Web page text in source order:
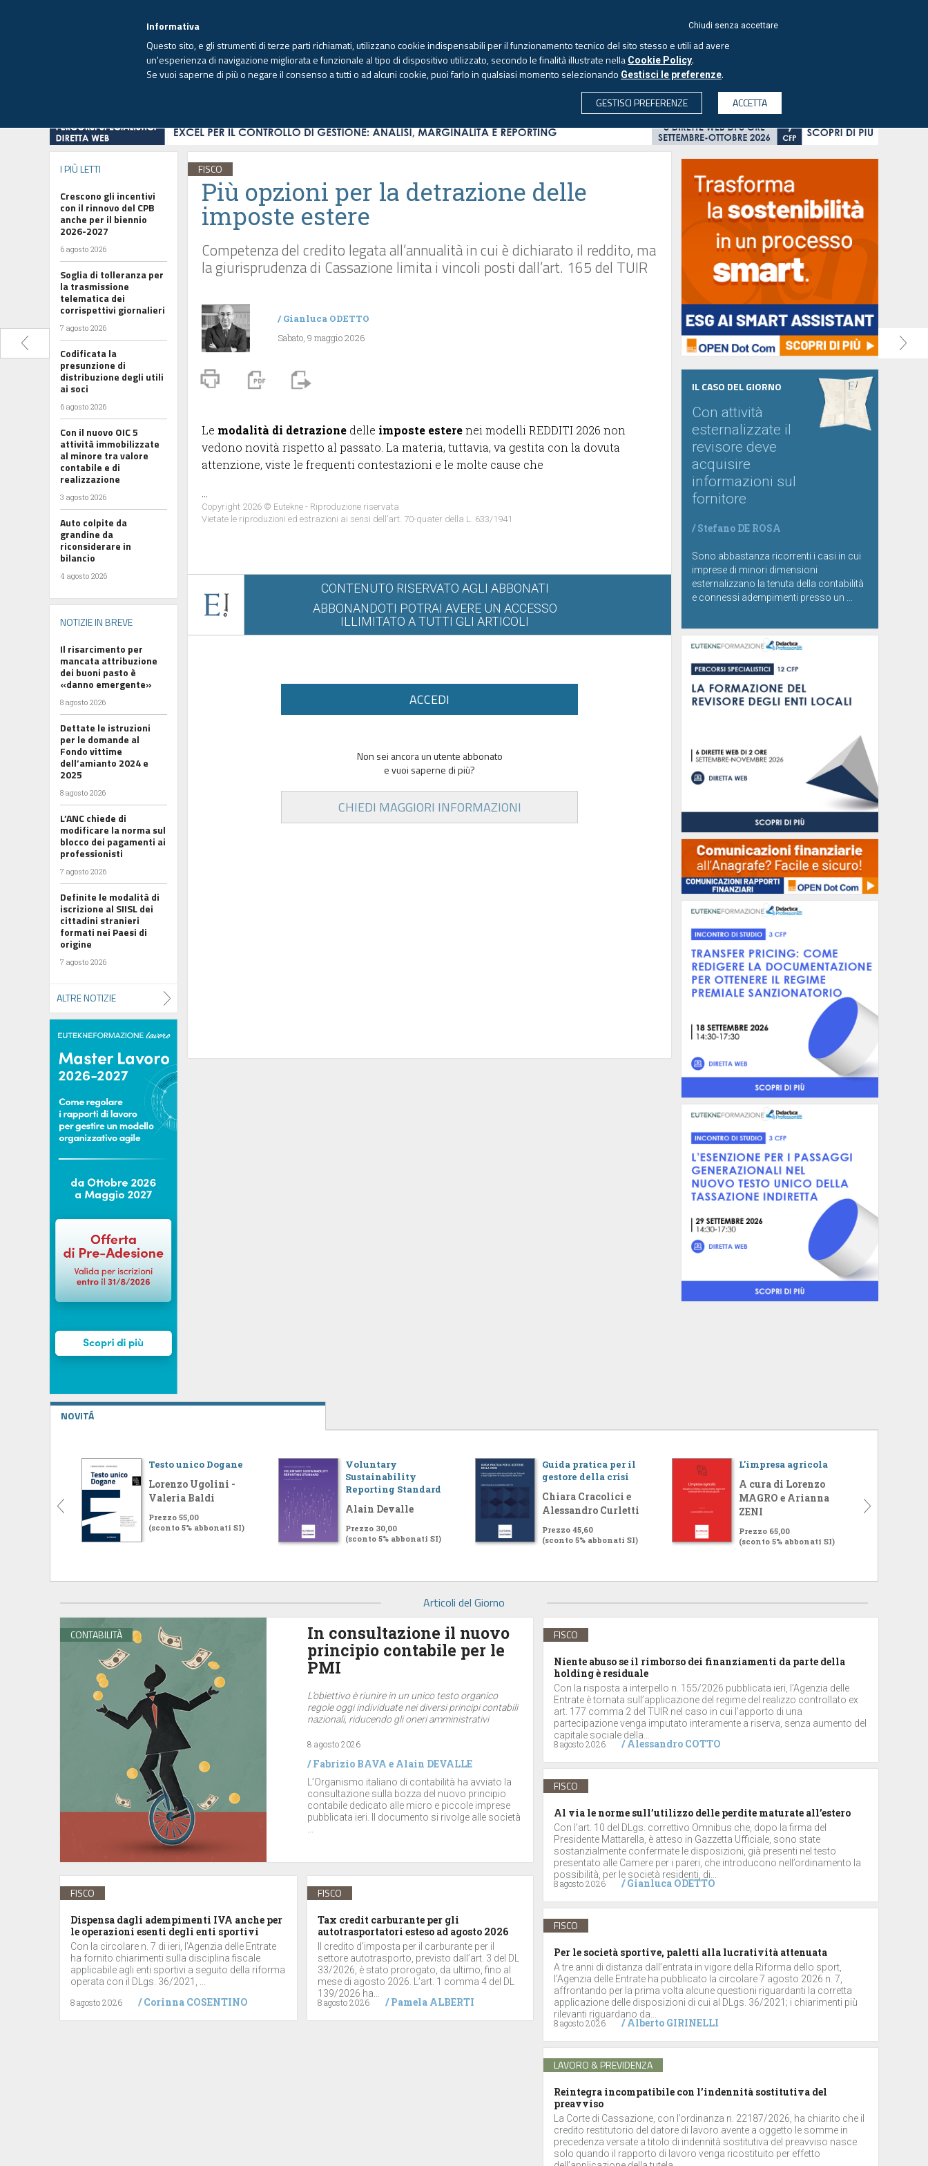
Domenica, 9 agosto 2026
ECONOMIA & SOCIETÀ PROFESSIONI
I PIÙ LETTI
Crescono gli incentivi
con il rinnovo del CPB
anche per il biennio
2026-2027
6 agosto 2026
Soglia di tolleranza per
la trasmissione
telematica dei
corrispettivi giornalieri
7 agosto 2026
Codificata la
presunzione di
distribuzione degli utili
ai soci
6 agosto 2026
Con il nuovo OIC 5
attività immobilizzate
al minore tra valore
contabile e di
realizzazione
3 agosto 2026
Auto colpite da
grandine da
riconsiderare in
bilancio
4 agosto 2026
NOTIZIE IN BREVE
Il risarcimento per
mancata attribuzione
dei buoni pasto è
«danno emergente»
8 agosto 2026
Dettate le istruzioni
per le domande al
Fondo vittime
dell’amianto 2024 e
2025
8 agosto 2026
L’ANC chiede di
modificare la norma sul
blocco dei pagamenti ai
professionisti
7 agosto 2026
Definite le modalità di
iscrizione al SIISL dei
cittadini stranieri
formati nei Paesi di
origine
7 agosto 2026
ALTRE NOTIZIE
FISCO
Più opzioni per la detrazione delle
imposte estere
Competenza del credito legata all’annualità in cui è dichiarato il reddito, ma
la giurisprudenza di Cassazione limita i vincoli posti dall’art. 165 del TUIR
/Gianluca ODETTO
Sabato, 9 maggio 2026
Le modalità di detrazione delle imposte esterenei modelli REDDITI 2026 non
vedono novità rispetto al passato. La materia, tuttavia, va gestita con la dovuta
attenzione, viste le frequenti contestazioni e le molte cause che
...
Copyright 2026 © Eutekne - Riproduzione riservata
Vietate le riproduzioni ed estrazioni ai sensi dell’art. 70-quater della L. 633/1941
CONTENUTO RISERVATO AGLI ABBONATI
ABBONANDOTI POTRAI AVERE UN ACCESSO
ILLIMITATO A TUTTI GLI ARTICOLI
ACCEDI
Non sei ancora un utente abbonato
e vuoi saperne di più?
CHIEDI MAGGIORI INFORMAZIONI
IL CASO DEL GIORNO
Con attività
esternalizzate il
revisore deve
acquisire
informazioni sul
fornitore
/Stefano DE ROSA
Sono abbastanza ricorrenti i casi in cui
imprese di minori dimensioni
esternalizzano la tenuta della contabilità
e connessi adempimenti presso un ...
NOVITÁ
Testo unico Dogane
Lorenzo Ugolini -
Valeria Baldi
Prezzo 55,00
(sconto 5% abbonati SI)
Voluntary
Sustainability
Reporting Standard
Alain Devalle
Prezzo 30,00
(sconto 5% abbonati SI)
Guida pratica per il
gestore della crisi
Chiara Cracolici e
Alessandro Curletti
Prezzo 45,60
(sconto 5% abbonati SI)
L'impresa agricola
A cura di Lorenzo
MAGRO e Arianna
ZENI
Prezzo 65,00
(sconto 5% abbonati SI)
Articoli del Giorno
CONTABILITÀ
In consultazione il nuovo
principio contabile per le
PMI
L’obiettivo è riunire in un unico testo organico
regole oggi individuate nei diversi principi contabili
nazionali, riducendo gli oneri amministrativi
8 agosto 2026
/Fabrizio BAVA e Alain DEVALLE
L’Organismo italiano di contabilità ha avviato la
consultazione sulla bozza del nuovo principio
contabile dedicato alle micro e piccole imprese
pubblicata ieri. Il documento si rivolge alle società
...
FISCO
Dispensa dagli adempimenti IVA anche per
le operazioni esenti degli enti sportivi
Con la circolare n. 7 di ieri, l’Agenzia delle Entrate
ha fornito chiarimenti sulla disciplina fiscale
applicabile agli enti sportivi a seguito della riforma
operata con il DLgs. 36/2021, ...
8 agosto 2026
/Corinna COSENTINO
FISCO
Tax credit carburante per gli
autotrasportatori esteso ad agosto 2026
Il credito d’imposta per il carburante per il
settore autotrasporto, previsto dall’art. 3 del DL
33/2026, è stato prorogato, da ultimo, fino al
mese di agosto 2026. L’art. 1 comma 4 del DL
139/2026 ha...
8 agosto 2026
/Pamela ALBERTI
FISCO
Niente abuso se il rimborso dei finanziamenti da parte della
holding è residuale
Con la risposta a interpello n. 155/2026 pubblicata ieri, l’Agenzia delle
Entrate è tornata sull’applicazione del regime del realizzo controllato ex
art. 177 comma 2 del TUIR nel caso in cui l’apporto di una
partecipazione venga imputato interamente a riserva, senza aumento del
capitale sociale della...
8 agosto 2026
/Alessandro COTTO
FISCO
Al via le norme sull’utilizzo delle perdite maturate all’estero
Con l’art. 10 del DLgs. correttivo Omnibus che, dopo la firma del
Presidente Mattarella, è atteso in Gazzetta Ufficiale, sono state
sostanzialmente confermate le disposizioni, già presenti nel testo
presentato alle Camere per i pareri, che introducono nell’ordinamento la
possibilità, per le società residenti, di...
8 agosto 2026
/Gianluca ODETTO
FISCO
Per le società sportive, paletti alla lucratività attenuata
A tre anni di distanza dall’entrata in vigore della Riforma dello sport,
l’Agenzia delle Entrate ha pubblicato la circolare 7 agosto 2026 n. 7,
affrontando per la prima volta alcune questioni riguardanti la corretta
applicazione delle disposizioni di cui al DLgs. 36/2021; i chiarimenti più
rilevanti riguardano da...
8 agosto 2026
/Alberto GIRINELLI
LAVORO & PREVIDENZA
Reintegra incompatibile con l’indennità sostitutiva del
preavviso
La Corte di Cassazione, con l’ordinanza n. 22187/2026, ha chiarito che il
credito restitutorio del datore di lavoro avente a oggetto le somme in
precedenza versate a titolo di indennità sostitutiva del preavviso nasce
solo quando il rapporto di lavoro venga ricostituito per effetto
Chiudi senza accettare
Informativa
Questo sito, e gli strumenti di terze parti richiamati, utilizzano cookie indispensabili per il funzionamento tecnico del sito stesso e utili ad avere
un'esperienza di navigazione migliorata e funzionale al tipo di dispositivo utilizzato, secondo le finalità illustrate nella Cookie Policy.
Se vuoi saperne di più o negare il consenso a tutti o ad alcuni cookie, puoi farlo in qualsiasi momento selezionando Gestisci le preferenze.
GESTISCI PREFERENZE
ACCETTA